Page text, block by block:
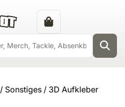
/ Sonstiges / 3D Aufkleber